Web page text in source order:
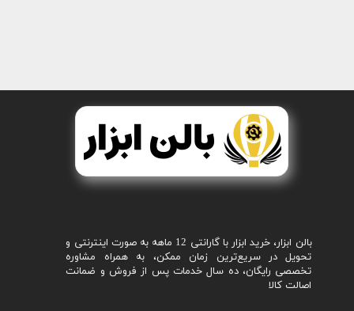
بالن ابزار، خرید ابزار با گارانتی 12 ماهه به صورت اینترنتی و
تحویل در سریع‌ترین زمان ممکن، به همراه مشاوره
تخصصی رایگان، ده سال خدمات پس از فروش و ضمانت
اصالت کالا